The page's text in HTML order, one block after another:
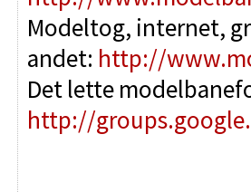
Modeltog, internet,
andet: http://
Det lette
http://